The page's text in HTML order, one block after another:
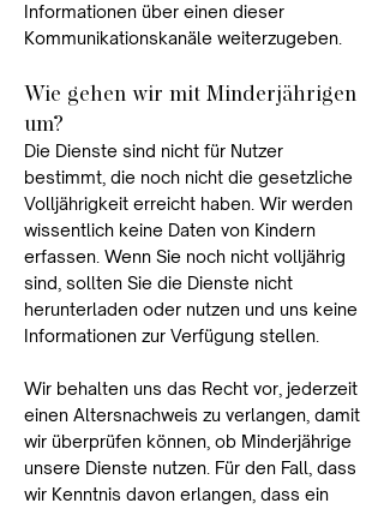
Informationen über einen dieser
Kommunikationskanäle weiterzugeben.
Wie gehen wir mit Minderjährigen
um?
Die Dienste sind nicht für Nutzer
bestimmt, die noch nicht die gesetzliche
Volljährigkeit erreicht haben. Wir werden
wissentlich keine Daten von Kindern
erfassen. Wenn Sie noch nicht volljährig
sind, sollten Sie die Dienste nicht
herunterladen oder nutzen und uns keine
Informationen zur Verfügung stellen.
Wir behalten uns das Recht vor, jederzeit
einen Altersnachweis zu verlangen, damit
wir überprüfen können, ob Minderjährige
unsere Dienste nutzen. Für den Fall, dass
wir Kenntnis davon erlangen, dass ein